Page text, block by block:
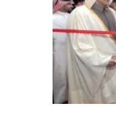
एकता का महाकुंभ
यात्रा का भव्य